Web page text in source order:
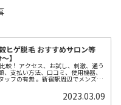
ヒゲ脱毛 おすすめサロン等
】
較！ アクセス、お試し、刺激、通う
支払い方法、口コミ、使用機器、
ッフの有無 。新宿駅周辺でメンズ専
2023.03.09